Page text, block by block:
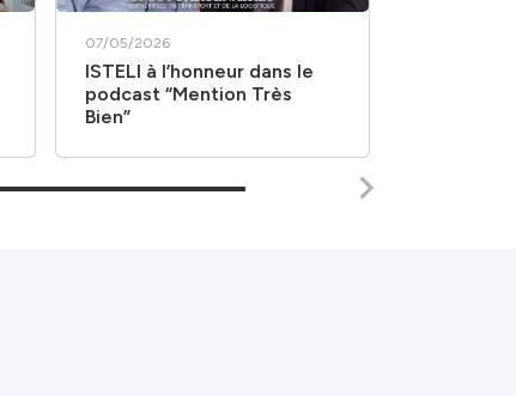
07/05/2026
ISTELI à l’honneur dans le
podcast “Mention Très
Bien”